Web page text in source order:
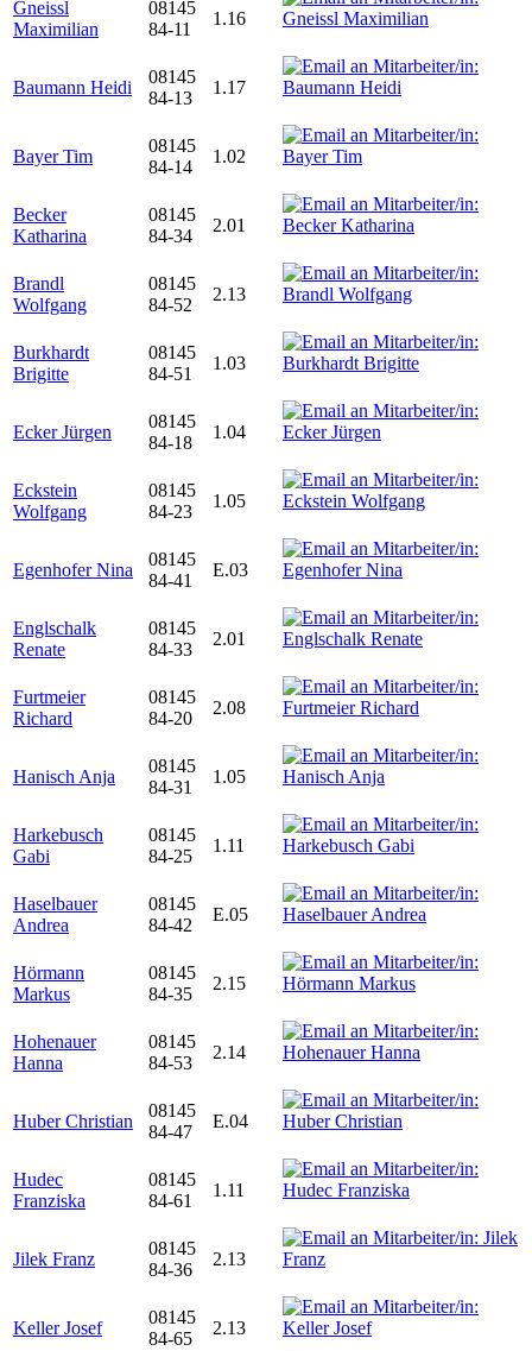
Gneissl
Maximilian
08145
84-11
1.16
Baumann Heidi
08145
84-13
1.17
Bayer Tim
08145
84-14
1.02
Becker
Katharina
08145
84-34
2.01
Brandl
Wolfgang
08145
84-52
2.13
Burkhardt
Brigitte
08145
84-51
1.03
Ecker Jürgen
08145
84-18
1.04
Eckstein
Wolfgang
08145
84-23
1.05
Egenhofer Nina
08145
84-41
E.03
Englschalk
Renate
08145
84-33
2.01
Furtmeier
Richard
08145
84-20
2.08
Hanisch Anja
08145
84-31
1.05
Harkebusch
Gabi
08145
84-25
1.11
Haselbauer
Andrea
08145
84-42
E.05
Hörmann
Markus
08145
84-35
2.15
Hohenauer
Hanna
08145
84-53
2.14
Huber Christian
08145
84-47
E.04
Hudec
Franziska
08145
84-61
1.11
Jilek Franz
08145
84-36
2.13
Keller Josef
08145
84-65
2.13